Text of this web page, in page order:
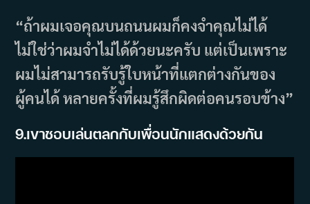
“ถ้าผมเจอคุณบนถนนผมก็คงจำคุณไม่ได้
ไม่ใช่ว่าผมจำไม่ได้ด้วยนะครับ แต่เป็นเพราะ
ผมไม่สามารถรับรู้ใบหน้าที่แตกต่างกันของ
ผู้คนได้ หลายครั้งที่ผมรู้สึกผิดต่อคนรอบข้าง”
9.เขาชอบเล่นตลกกับเพื่อนนักแสดงด้วยกัน